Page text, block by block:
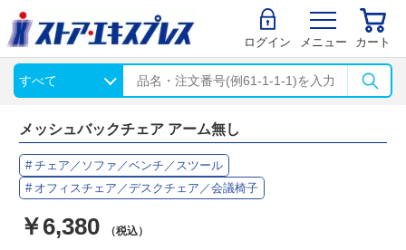
ログイン メニュー カート
メッシュバックチェア アーム無し
チェア／ソファ／ベンチ／スツール
オフィスチェア／デスクチェア／会議椅子
￥6,380 （税込）